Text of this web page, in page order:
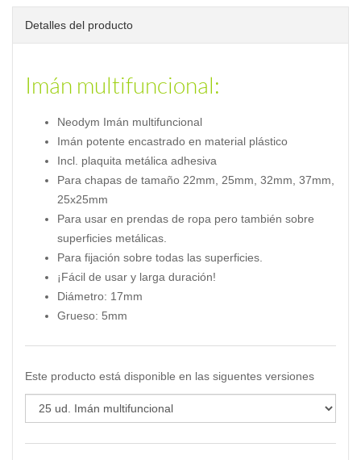
Detalles del producto
Imán multifuncional:
Neodym Imán multifuncional
Imán potente encastrado en material plástico
Incl. plaquita metálica adhesiva
Para chapas de tamaño 22mm, 25mm, 32mm, 37mm,
25x25mm
Para usar en prendas de ropa pero también sobre
superficies metálicas.
Para fijación sobre todas las superficies.
¡Fácil de usar y larga duración!
Diámetro: 17mm
Grueso: 5mm
Este producto está disponible en las siguentes versiones